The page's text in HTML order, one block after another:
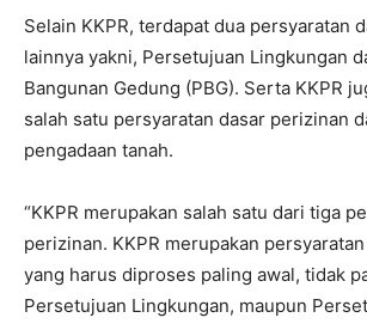
Selain KKPR, terdapat dua persyaratan
lainnya yakni, Persetujuan Lingkungan
Bangunan Gedung (PBG). Serta KKPR
salah satu persyaratan dasar perizinan
pengadaan tanah.
“KKPR merupakan salah satu dari tiga
perizinan. KKPR merupakan
yang harus diproses paling awal, tidak
Persetujuan Lingkungan, maupun